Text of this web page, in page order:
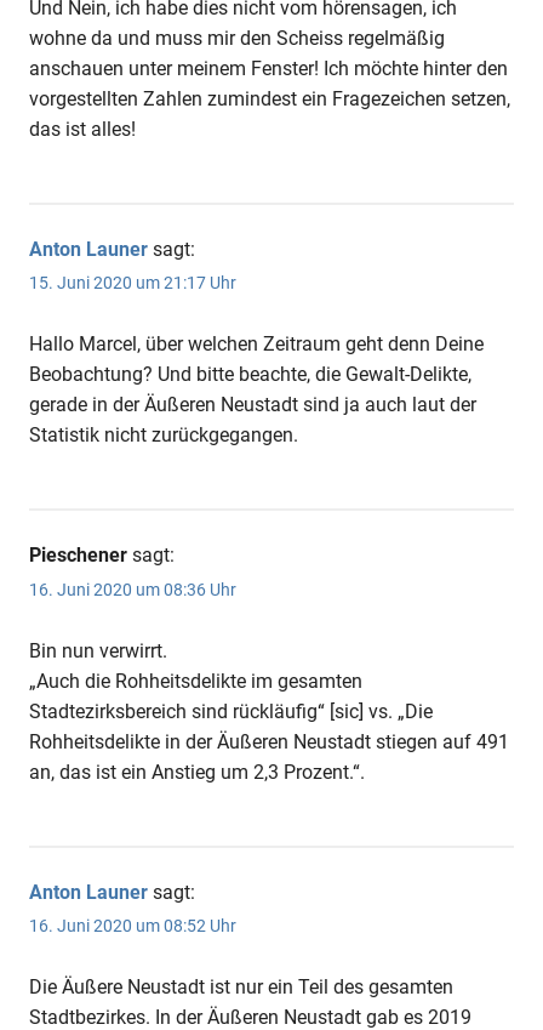
Und Nein, ich habe dies nicht vom hörensagen, ich
wohne da und muss mir den Scheiss regelmäßig
anschauen unter meinem Fenster! Ich möchte hinter den
vorgestellten Zahlen zumindest ein Fragezeichen setzen,
das ist alles!
Anton Launer sagt:
15. Juni 2020 um 21:17 Uhr
Hallo Marcel, über welchen Zeitraum geht denn Deine
Beobachtung? Und bitte beachte, die Gewalt-Delikte,
gerade in der Äußeren Neustadt sind ja auch laut der
Statistik nicht zurückgegangen.
Pieschener sagt:
16. Juni 2020 um 08:36 Uhr
Bin nun verwirrt.
„Auch die Rohheitsdelikte im gesamten
Stadtezirksbereich sind rückläufig“ [sic] vs. „Die
Rohheitsdelikte in der Äußeren Neustadt stiegen auf 491
an, das ist ein Anstieg um 2,3 Prozent.“.
Anton Launer sagt:
16. Juni 2020 um 08:52 Uhr
Die Äußere Neustadt ist nur ein Teil des gesamten
Stadtbezirkes. In der Äußeren Neustadt gab es 2019